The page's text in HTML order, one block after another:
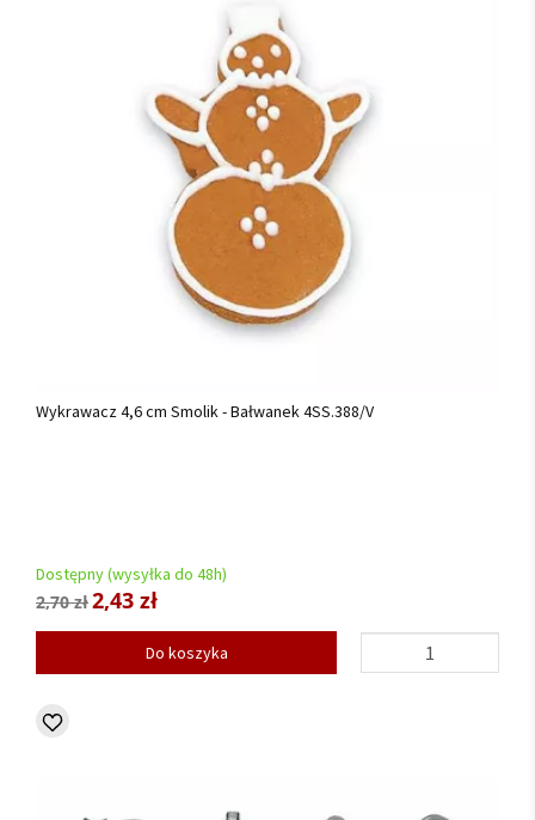
Wykrawacz 4,6 cm Smolik - Bałwanek 4SS.388/V
Dostępny (wysyłka do 48h)
2,70 zł2,43 zł
Do koszyka